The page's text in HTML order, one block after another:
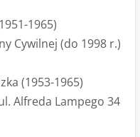
1965)
Cywilnej (do 1998 r.)
(1953-1965)
Alfreda Lampego 34